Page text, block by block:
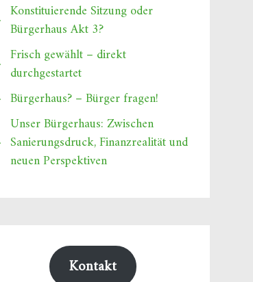
Konstituierende Sitzung oder
Bürgerhaus Akt 3?
Frisch gewählt – direkt
durchgestartet
Bürgerhaus? – Bürger fragen!
Unser Bürgerhaus: Zwischen
Sanierungsdruck, Finanzrealität und
neuen Perspektiven
Kontakt